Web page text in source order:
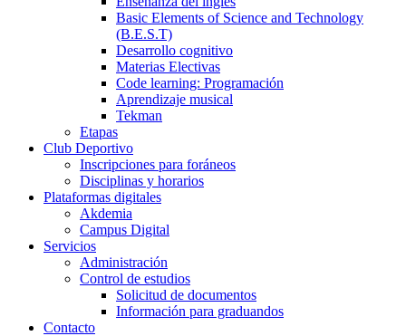
Basic Elements of Science and Technology
(B.E.S.T)
Desarrollo cognitivo
Materias Electivas
Code learning: Programación
Aprendizaje musical
Tekman
Etapas
Club Deportivo
Inscripciones para foráneos
Disciplinas y horarios
Plataformas digitales
Akdemia
Campus Digital
Servicios
Administración
Control de estudios
Solicitud de documentos
Información para graduandos
Contacto